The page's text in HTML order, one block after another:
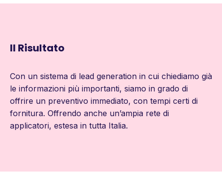
Il Risultato
Con un sistema di lead generation in cui chiediamo già
le informazioni più importanti, siamo in grado di
offrire un preventivo immediato, con tempi certi di
fornitura. Offrendo anche un’ampia rete di
applicatori, estesa in tutta Italia.